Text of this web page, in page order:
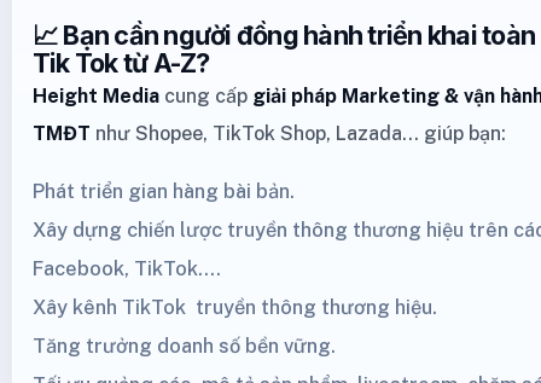
📈 Bạn cần người đồng hành triển khai
Tik Tok từ A-Z?
Height Media cung cấp giải pháp Marketing & vận
TMĐT như Shopee, TikTok Shop, Lazada… giúp bạn:
Phát triển gian hàng bài bản.
Xây dựng chiến lược truyền thông thương hiệu trên
Facebook, TikTok....
Xây kênh TikTok truyền thông thương hiệu.
Tăng trưởng doanh số bền vững.